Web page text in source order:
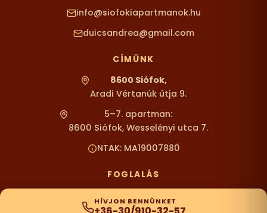
info@siofokiapartmanok.hu
duicsandrea@gmail.com
CÍMÜNK
8600 Siófok,
Aradi Vértanúk útja 9.
5–7. apartman:
8600 Siófok, Wesselényi utca 7.
NTAK: MA19007880
FOGLALÁS
HÍVJON BENNÜNKET